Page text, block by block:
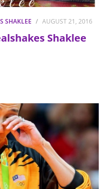
SHAKLEE AUGUST 21, 2016
Shaklee